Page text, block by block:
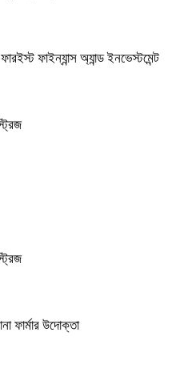
ফাইন্যান্স অ্যান্ড ইনভেস্টমেন্ট
ফার্মার উদোক্তা